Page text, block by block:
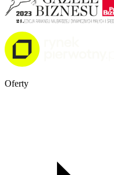
Oferty